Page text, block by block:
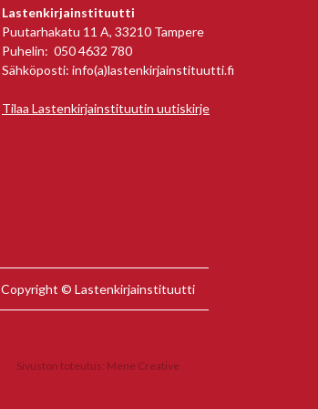
Lastenkirjainstituutti
Puutarhakatu 11 A, 33210 Tampere
Puhelin: 050 4632 780
Sähköposti: info(a)lastenkirjainstituutti.fi
Tilaa Lastenkirjainstituutin uutiskirje
Copyright © Lastenkirjainstituutti
Sivuston toteutus: Mene Creative